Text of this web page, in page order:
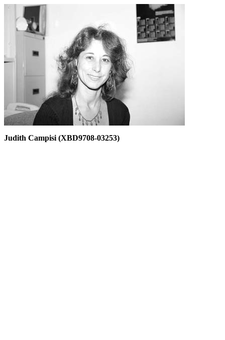
Judith Campisi (XBD9708-03253)